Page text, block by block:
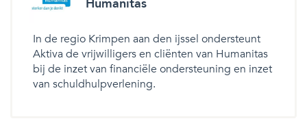
Humanitas
In de regio Krimpen aan den ijssel ondersteunt
Aktiva de vrijwilligers en cliënten van Humanitas
bij de inzet van financiële ondersteuning en inzet
van schuldhulpverlening.